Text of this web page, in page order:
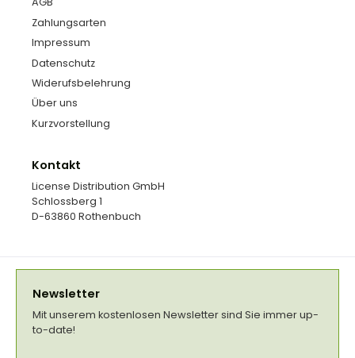
Zahlungsarten
Impressum
Datenschutz
Widerufsbelehrung
Über uns
Kurzvorstellung
Kontakt
License Distribution GmbH
Schlossberg 1
D-63860 Rothenbuch
Newsletter
Mit unserem kostenlosen Newsletter sind Sie immer up-
to-date!